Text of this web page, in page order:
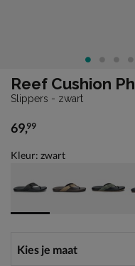
Reef Cushion
Slippers - zwart
€ 69,99
69,99
Kleur: zwart